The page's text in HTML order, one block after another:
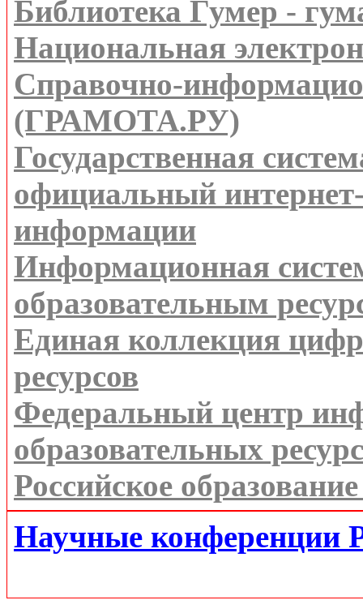
Библиотека Гумер -
Национальная
Справочно-
(ГРАМОТА.РУ)
Государственная
официальный
информации
Информационная
образовательным
Единая коллекция
ресурсов
Федеральный центр
образовательных
Российское
Научные конференции